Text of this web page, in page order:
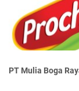
PT Mulia Boga